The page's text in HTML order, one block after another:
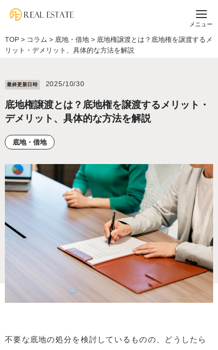
メニュー
TOP > コラム > 底地・借地 > 底地権譲渡とは？底地権を譲渡するメ
リット・デメリット、具体的な方法を解説
最終更新⽇時 2025/10/30
底地権譲渡とは？底地権を譲渡するメリット・
デメリット、具体的な方法を解説
底地・借地
不要な底地の処分を検討しているものの、どうしたら